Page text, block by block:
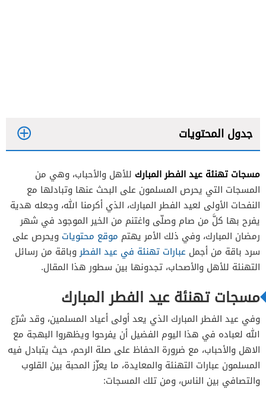
جدول المحتويات
الخاطرة الأولى في فرحة عيد الفطر
الخاطرة الثانية في معايدة الأهل
مسجات تهنئة عيد الفطر المبارك للأهل والأحباب، وهي من
المسجات التي يحرص المسلمون على البحث عنها وتبادلها مع
النفحات الأولى لعيد الفطر المبارك، الذي أكرمنا الله، وجعله هدية
يفرح بها كلَّ من صام وصلّى واغتنم من الخير الموجود في شهر
رمضان المبارك، وفي ذلك الأمر يهتم موقع محتويات ويحرص على
سرد باقة من أجمل عبارات تهنئة في عيد الفطروباقة من رسائل
التهنئة للأهل والأصحاب، تجدونها بين سطور هذا المقال.
مسجات تهنئة عيد الفطر المبارك
وفي عيد الفطر المبارك الذي يعد أولى أعياد المسلمين، وقد شرّع
الله لعباده في هذا اليوم الفضيل أن يفرحوا ويظهروا البهجة مع
الاهل والأحباب، مع ضرورة الحفاظ على صلة الرحم، حيث يتبادل فيه
المسلمون عبارات التهنئة والمعايدة، ما يعزّز المحبة بين القلوب
والتصافي بين الناس، ومن تلك المسجات: